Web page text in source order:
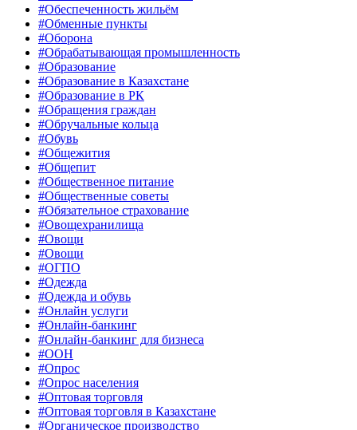
#Обеспеченность жильём
#Обменные пункты
#Оборона
#Обрабатывающая промышленность
#Образование
#Образование в Казахстане
#Образование в РК
#Обращения граждан
#Обручальные кольца
#Обувь
#Общежития
#Общепит
#Общественное питание
#Общественные советы
#Обязательное страхование
#Овощехранилища
#Овощи
#Овощи
#ОГПО
#Одежда
#Одежда и обувь
#Онлайн услуги
#Онлайн-банкинг
#Онлайн-банкинг для бизнеса
#ООН
#Опрос
#Опрос населения
#Оптовая торговля
#Оптовая торговля в Казахстане
#Органическое производство